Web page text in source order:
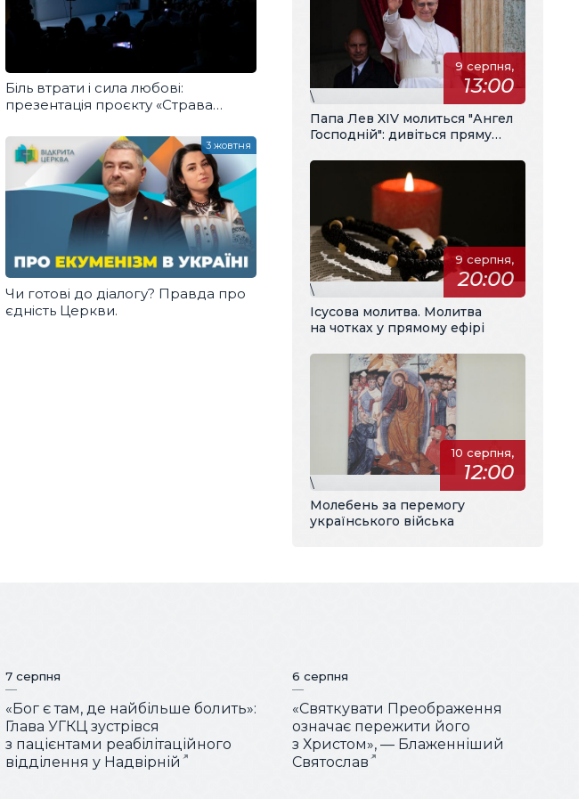
Біль втрати і сила любові:
презентація проєкту «Страва
Чи готові до діалогу? Правда про
єдність Церкви.
3 жовтня
9 серпня,
13:00
\
Папа Лев XIV молиться "Ангел
Господній": дивіться пряму
перекладом
9 серпня,
20:00
\
Ісусова молитва. Молитва
на чотках у прямому ефірі
10 серпня,
12:00
\
Молебень за перемогу
українського війська
7 серпня
«Бог є там, де найбільше болить»:
Глава УГКЦ зустрівся
з пацієнтами реабілітаційного
відділення у Надвірній
6 серпня
«Святкувати Преображення
означає пережити його
з Христом», — Блаженніший
Святослав